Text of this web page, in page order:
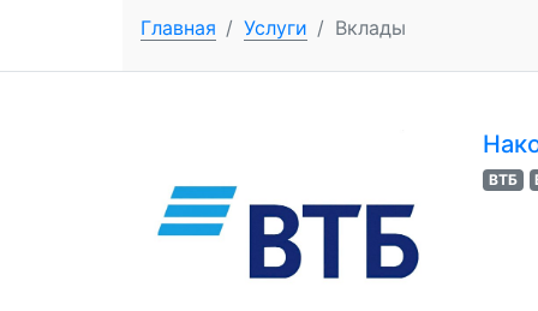
Главная / Услуги / Вклады
ВТБ